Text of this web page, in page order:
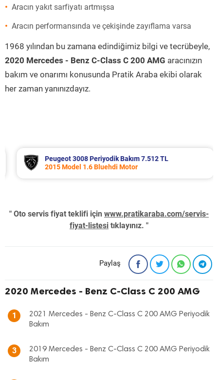
Aracın yakıt sarfiyatı artmışsa
Aracın performansında ve çekişinde zayıflama varsa
1968 yılından bu zamana edindiğimiz bilgi ve tecrübeyle,
2020 Mercedes - Benz C-Class C 200 AMG aracınızın
bakım ve onarımı konusunda Pratik Araba ekibi olarak
her zaman yanınızdayız.
Peugeot 3008 Periyodik Bakım 7.512 TL
2015 Model 1.6 Bluehdi Motor
" Oto servis fiyat teklifi için www.pratikaraba.com/servis-
fiyat-listesi tıklayınız. "
Paylaş
2020 Mercedes - Benz C-Class C 200 AMG
1
2021 Mercedes - Benz C-Class C 200 AMG Periyodik
Bakım
3
2019 Mercedes - Benz C-Class C 200 AMG Periyodik
Bakım